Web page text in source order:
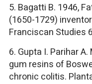
5. Bagatti B. 1946,
(1650-1729)
Franciscan Studies
6. Gupta I. Parihar
gum resins of
chronic colitis.